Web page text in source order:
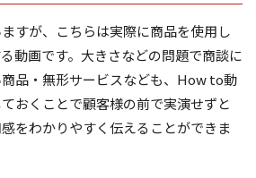
すが、こちらは実際に商品を使用し
動画です。大きさなどの問題で商談に
品・無形サービスなども、How to動
おくことで顧客様の前で実演せずと
をわかりやすく伝えることができま